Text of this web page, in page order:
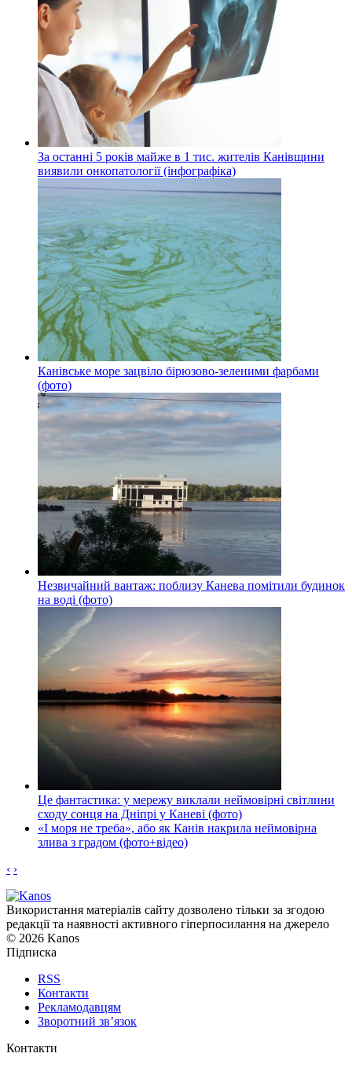
За останні 5 років майже в 1 тис. жителів Канівщини
виявили онкопатології (інфографіка)
Канівське море зацвіло бірюзово-зеленими фарбами
(фото)
Незвичайний вантаж: поблизу Канева помітили будинок
на воді (фото)
Це фантастика: у мережу виклали неймовірні світлини
сходу сонця на Дніпрі у Каневі (фото)
«І моря не треба», або як Канів накрила неймовірна
злива з градом (фото+відео)
‹ ›
Використання матеріалів сайту дозволено тільки за згодою
редакції та наявності активного гіперпосилання на джерело
© 2026 Kanos
Підписка
RSS
Контакти
Рекламодавцям
Зворотний зв’язок
Контакти